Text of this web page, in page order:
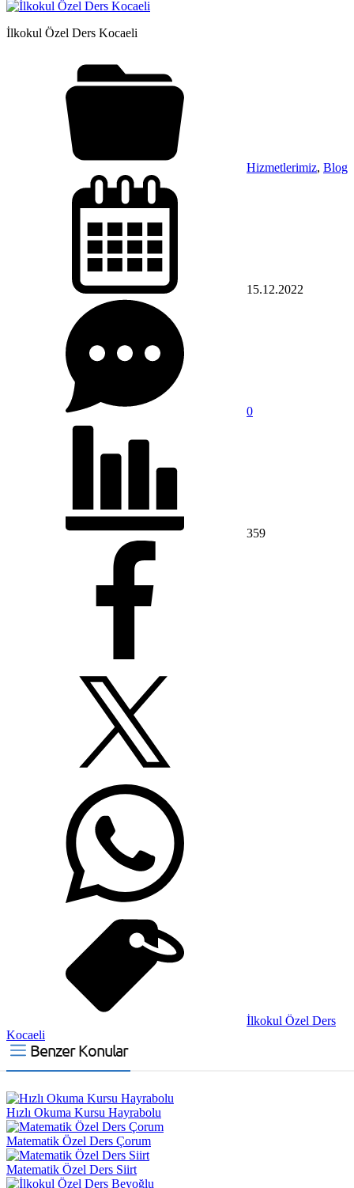
İlkokul Özel Ders Kocaeli
Hizmetlerimiz, Blog
15.12.2022
0
359
İlkokul Özel Ders
Kocaeli
Benzer Konular
Hızlı Okuma Kursu Hayrabolu
Matematik Özel Ders Çorum
Matematik Özel Ders Siirt